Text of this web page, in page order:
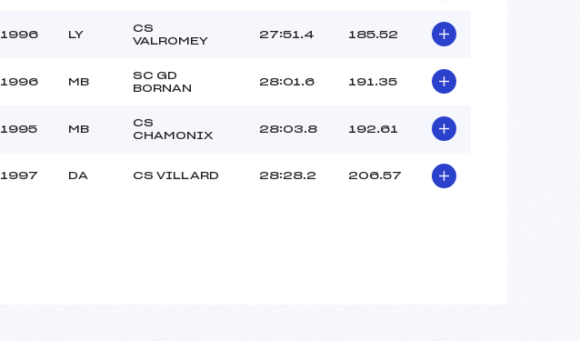
1996 LY
CS
VALROMEY
27:51.4 185.52
1996 MB
SC GD
BORNAN
28:01.6 191.35
1995 MB
CS
CHAMONIX
28:03.8 192.61
1997 DA CS VILLARD 28:28.2 206.57